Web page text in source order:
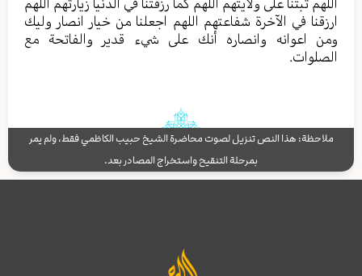
ارزقنا في الآخرة شفاعتهم اللهم اجعلنا من خيار انصار وليك
ومن اعوانه وانصاره أنك على شيء قدير والفاتحة مع
الصلوات.
ملاحظة: هذا النص تنزيل لصوت محاضرة الشيخ حبيب الكاظمي فقط، ولم يمر
بمرحلة التنقيح واستخراج المصادر بعد.